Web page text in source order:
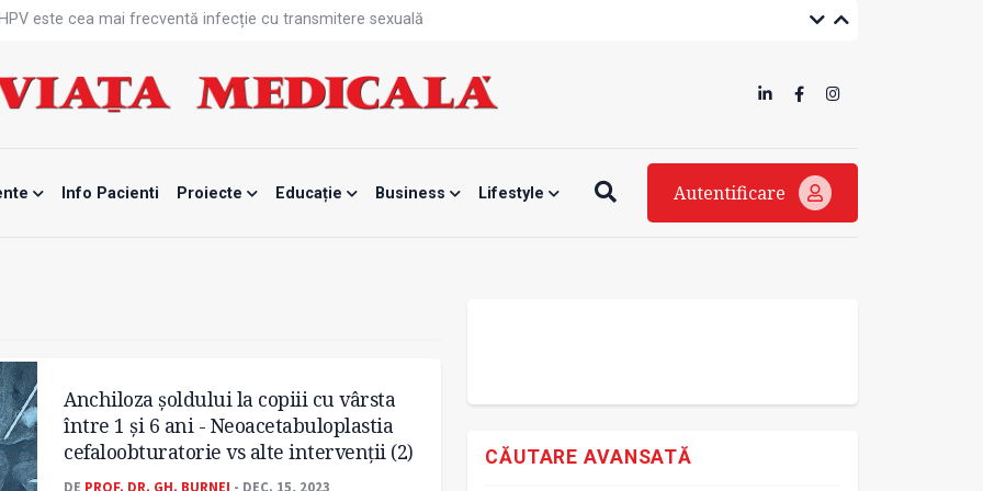
este cea mai frecventă infecție cu transmitere sexuală
blocată temporar
de la specialiști
mamei și copilului
Info Pacienti Proiecte Educație Business Lifestyle Autentificare
Anchiloza șoldului la copiii cu vârsta
între 1 și 6 ani - Neoacetabuloplastia
cefaloobturatorie vs alte intervenţii (2)
DE PROF. DR. GH. BURNEI - DEC. 15, 2023
CĂUTARE AVANSATĂ